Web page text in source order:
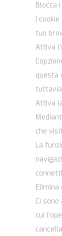
Blocca
I
tuo
Attiva
questa
Attiva
che
La
Ci
cui